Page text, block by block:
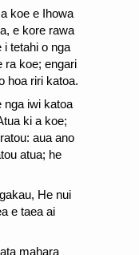
koe e Ihowa
e kore rawa
i tetahi o nga
ra koe; engari
hoa riri katoa.
nga iwi katoa
ki a koe;
aua ano
atua; he
He nui
e taea ai
mahara